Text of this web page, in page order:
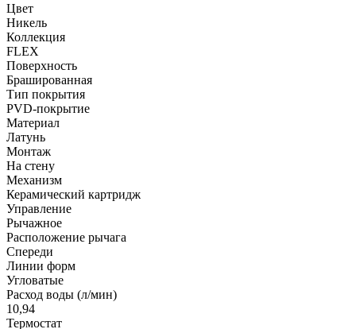
Цвет
Никель
Коллекция
FLEX
Поверхность
Брашированная
Тип покрытия
PVD-покрытие
Материал
Латунь
Монтаж
На стену
Механизм
Керамический картридж
Управление
Рычажное
Расположение рычага
Спереди
Линии форм
Угловатые
Расход воды (л/мин)
10,94
Термостат